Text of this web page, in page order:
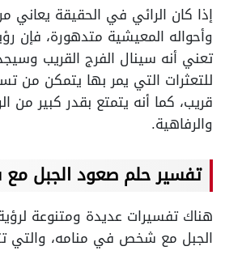
إذا كان الرائي في الحقيقة
وأحواله المعيشية متدهورة، فإن
تعني أنه سينال الفرج القريب
للتعثرات التي يمر بها يتمكن من
قريب، كما أنه يتمتع بقدر كبير من
والرفاهية.
تفسير حلم صعود الجبل
هناك تفسيرات عديدة ومتنوعة
الجبل مع شخص في منامه، والتي